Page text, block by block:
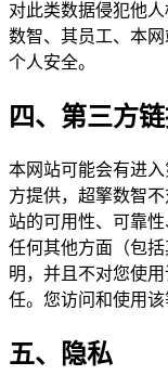
对此类数据侵犯他
数智、其员工、本
个人安全。
四、第三方
本网站可能会有进
方提供，超擎数智
站的可用性、可靠
任何其他方面（包
明，并且不对您使
任。您访问和使用该
五、隐私